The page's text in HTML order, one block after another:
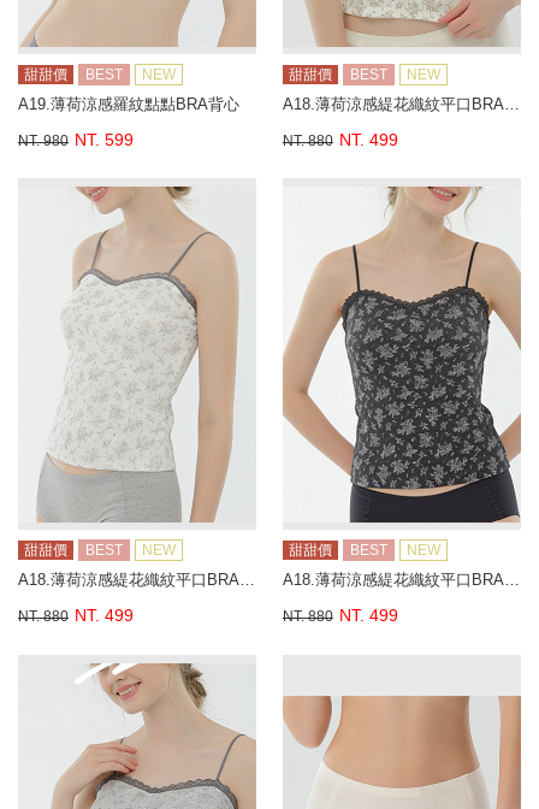
甜甜價 BEST NEW
A19.薄荷涼感羅紋點點BRA背心
NT. 980 NT. 599
甜甜價 BEST NEW
NT. 880 NT. 499
甜甜價 BEST NEW
A18.薄荷涼感緹花織紋平口BRA背心
NT. 880 NT. 499
甜甜價 BEST NEW
A18.薄荷涼感緹花織紋平口BRA背心
NT. 880 NT. 499